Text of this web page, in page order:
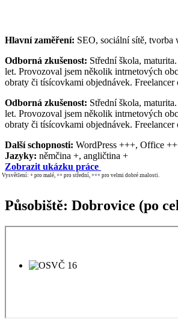
Hlavní zaměření: SEO, sociální sítě, tvorba
Odborná zkušenost: Střední škola,
let. Provozoval jsem několik intrnetových
obraty či tísícovkami objednávek. Freelancer
Odborná zkušenost: Střední škola,
let. Provozoval jsem několik intrnetových
obraty či tísícovkami objednávek. Freelancer
Další schopnosti: WordPress +++, Office
Jazyky: němčina +, angličtina +
Zobrazit ukázku práce
Vysvětlení: + pro malé, ++ pro střední, +++ pro velmi dobré znalosti.
Působiště: Dobrovice (po